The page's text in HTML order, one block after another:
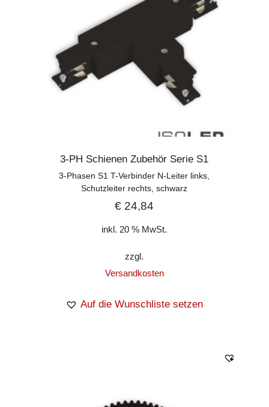
3-PH Schienen Zubehör Serie S1
3-Phasen S1 T-Verbinder N-Leiter links,
Schutzleiter rechts, schwarz
€ 24,84
inkl. 20 % MwSt.
zzgl.
Versandkosten
Auf die Wunschliste setzen